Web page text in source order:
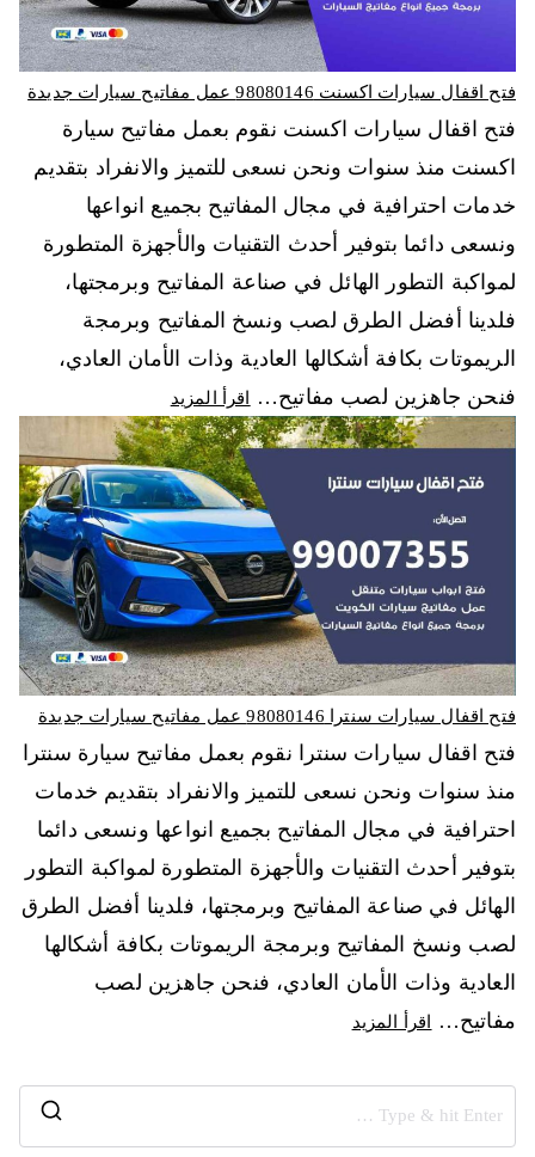
فتح اقفال سيارات اكسنت 98080146‬ عمل مفاتيح سيارات جديدة
فتح اقفال سيارات اكسنت نقوم بعمل مفاتيح سيارة
اكسنت منذ سنوات ونحن نسعى للتميز والانفراد بتقديم
خدمات احترافية في مجال المفاتيح بجميع انواعها
ونسعى دائما بتوفير أحدث التقنيات والأجهزة المتطورة
لمواكبة التطور الهائل في صناعة المفاتيح وبرمجتها،
فلدينا أفضل الطرق لصب ونسخ المفاتيح وبرمجة
الريموتات بكافة أشكالها العادية وذات الأمان العادي،
فنحن جاهزين لصب مفاتيح…
اقرأ المزيد
فتح اقفال سيارات سنترا 98080146‬ عمل مفاتيح سيارات جديدة
فتح اقفال سيارات سنترا نقوم بعمل مفاتيح سيارة سنترا
منذ سنوات ونحن نسعى للتميز والانفراد بتقديم خدمات
احترافية في مجال المفاتيح بجميع انواعها ونسعى دائما
بتوفير أحدث التقنيات والأجهزة المتطورة لمواكبة التطور
الهائل في صناعة المفاتيح وبرمجتها، فلدينا أفضل الطرق
لصب ونسخ المفاتيح وبرمجة الريموتات بكافة أشكالها
العادية وذات الأمان العادي، فنحن جاهزين لصب
مفاتيح…
اقرأ المزيد